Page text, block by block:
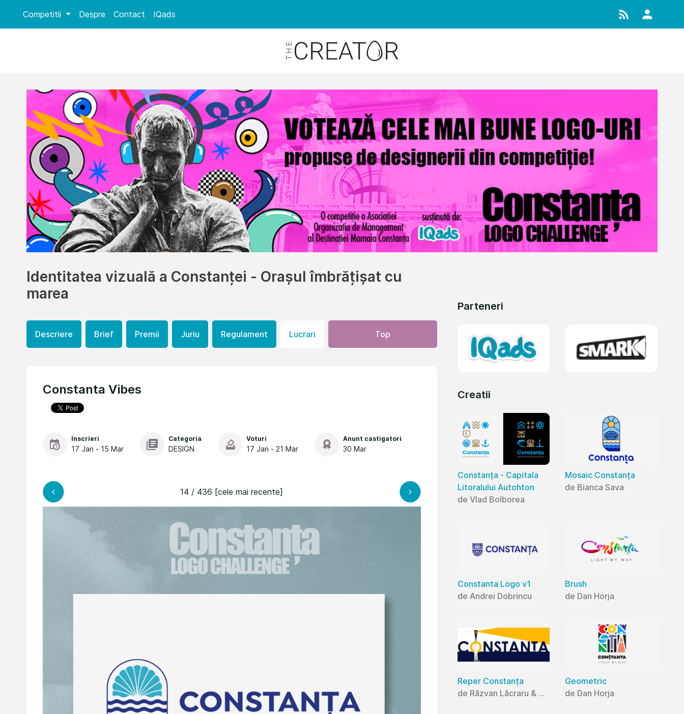
Competitii Despre Contact IQads
Identitatea vizuală a Constanței - Orașul îmbrățișat cu
marea
Descriere Brief Premii Juriu Regulament Lucrari Top
Constanta Vibes
Inscrieri
17 Jan - 15 Mar
Categoria
DESIGN
Voturi
17 Jan - 21 Mar
Anunt castigatori
30 Mar
14 / 436 [cele mai recente]
Parteneri
Creatii
Constanța - Capitala
Litoralului Autohton
de Vlad Bolborea
Mosaic Constanța
de Bianca Sava
Constanta Logo v1
de Andrei Dobrincu
Brush
de Dan Horja
Reper Constanța
de Răzvan Lăcraru & Mihaela Lăcraru
Geometric
de Dan Horja